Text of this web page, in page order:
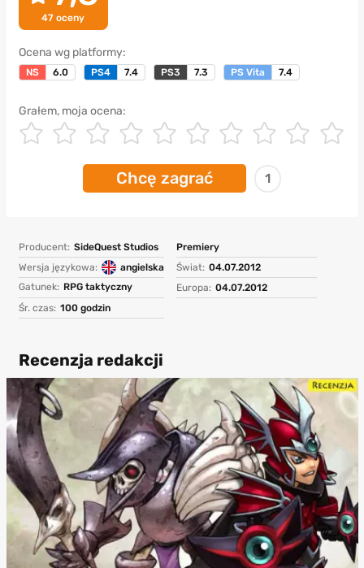
47 oceny
Ocena wg platformy:
NS 6.0 PS4 7.4 PS3 7.3 PS Vita 7.4
Grałem, moja ocena:
Chcę zagrać 1
Producent: SideQuest Studios
Wersja językowa:
angielska
Gatunek: RPG taktyczny
Śr. czas: 100 godzin
Premiery
Świat: 04.07.2012
Europa: 04.07.2012
Recenzja redakcji